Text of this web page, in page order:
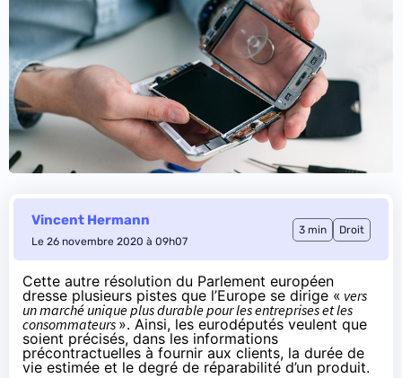
Vincent Hermann
Le 26 novembre 2020 à 09h07
3 min Droit
Cette autre résolution du Parlement européen
dresse plusieurs pistes que l’Europe se dirige « vers
un marché unique plus durable pour les entreprises et les
consommateurs ». Ainsi, les eurodéputés veulent que
soient précisés, dans les informations
précontractuelles à fournir aux clients, la durée de
vie estimée et le degré de réparabilité d’un produit.